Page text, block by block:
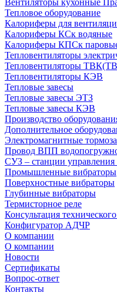
Вентиляторы кухонные
Тепловое оборудование
Калориферы для
Калориферы КСк водяные
Калориферы КПСк
Тепловентиляторы
Тепловентиляторы
Тепловентиляторы КЭВ
Тепловые завесы
Тепловые завесы ЭТЗ
Тепловые завесы КЭВ
Производство
Дополнительное
Электромагнитные тормоза
Провод ВПП
СУЗ – станции управления
Промышленные вибраторы
Поверхностные вибраторы
Глубинные вибраторы
Термисторное реле
Консультация
Конфигуратор АДЧР
О компании
О компании
Новости
Сертификаты
Вопрос-ответ
Контакты